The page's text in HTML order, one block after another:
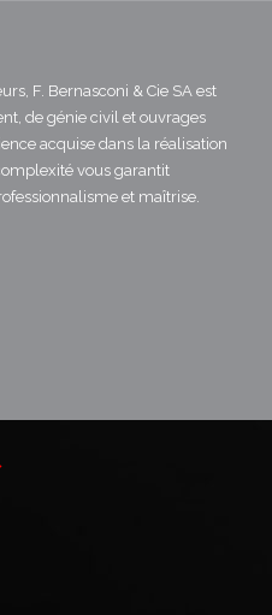
F. Bernasconi & Cie SA est
de génie civil et ouvrages
acquise dans la réalisation
vous garantit
et maîtrise.